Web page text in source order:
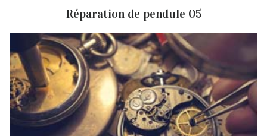
Réparation de pendule 05